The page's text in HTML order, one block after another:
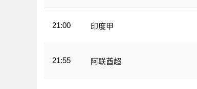
21:00 印度甲
21:55 阿联酋超